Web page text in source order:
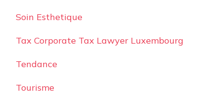
Soin Esthetique
Tax Corporate Tax Lawyer Luxembourg
Tendance
Tourisme